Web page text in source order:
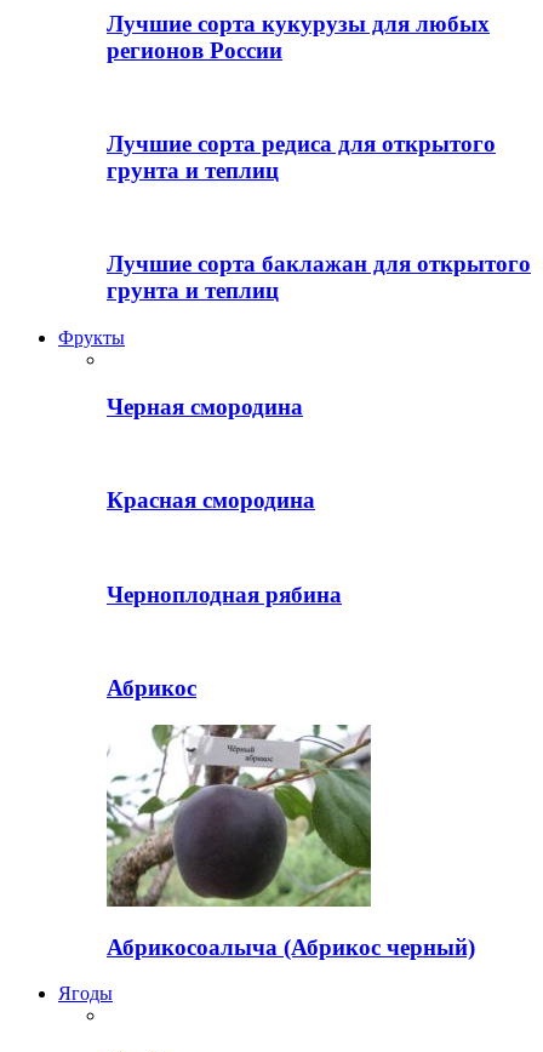
Лучшие сорта кукурузы для любых
регионов России
Лучшие сорта редиса для открытого
грунта и теплиц
Лучшие сорта баклажан для открытого
грунта и теплиц
Фрукты
Черная смородина
Красная смородина
Черноплодная рябина
Абрикос
Абрикосоалыча (Абрикос черный)
Ягоды